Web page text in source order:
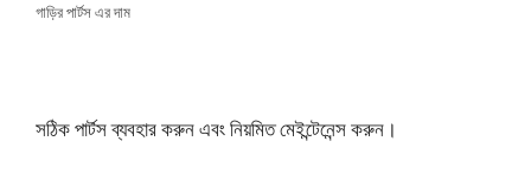
গাড়ির পার্টস এর দাম
সঠিক পার্টস ব্যবহার করুন এবং নিয়মিত মেইন্টেনেন্স করুন।